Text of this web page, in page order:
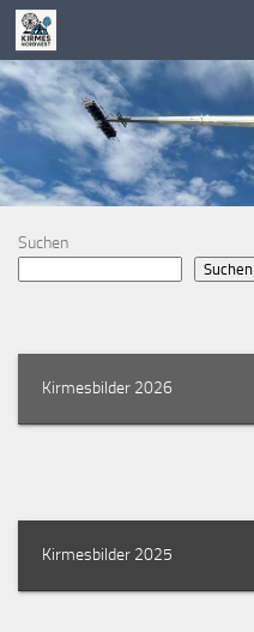
Zum Inhalt springen
Suchen
Suchen
Kirmesbilder 2026
Kirmesbilder 2025